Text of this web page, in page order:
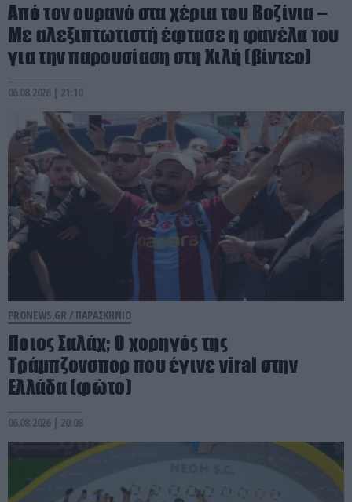
Από τον ουρανό στα χέρια του Βοζίνια –
Με αλεξιπτωτιστή έφτασε η φανέλα του
για την παρουσίαση στη Χιλή (βίντεο)
06.08.2026 | 21:10
PRONEWS.GR / ΠΑΡΑΣΚΗΝΙΟ
Ποιος Σαλάχ; Ο χορηγός της
Τράμπζονσπορ που έγινε viral στην
Ελλάδα (φώτο)
06.08.2026 | 20:08